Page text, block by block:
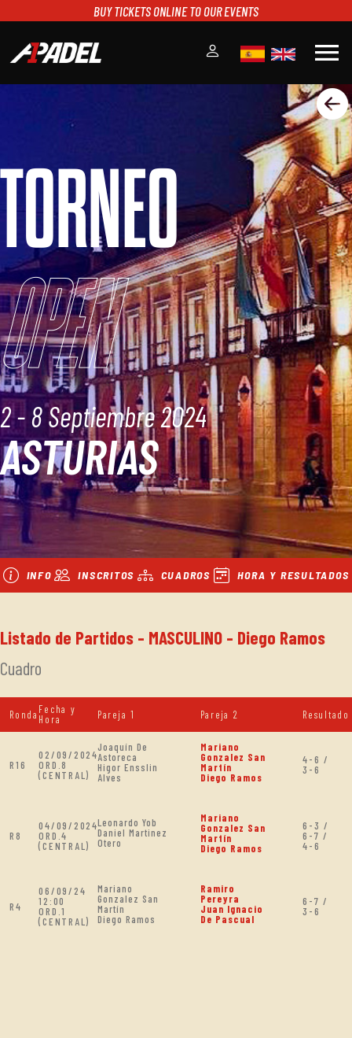
BUY TICKETS ONLINE TO OUR EVENTS
menu
TORNEOS
MULTIMEDIA
SCOREBOARD
STREAMING
TORNEO
Open
2 - 8 Septiembre 2024
ASTURIAS
INFO INSCRITOS CUADROS HORA Y RESULTADOS
Listado de Partidos - MASCULINO - Diego Ramos
Cuadro
Ronda Fecha y
Hora
Pareja 1 Pareja 2 Resultado
R16
02/09/2024
ORD.8
(CENTRAL)
Joaquín De
Astoreca
Higor Ensslin
Alves
Mariano
Gonzalez San
Martín
Diego Ramos
4-6 /
3-6
R8
04/09/2024
ORD.4
(CENTRAL)
Leonardo Yob
Daniel Martinez
Otero
Mariano
Gonzalez San
Martín
Diego Ramos
6-3 /
6-7 /
4-6
R4
06/09/24
12:00
ORD.1
(CENTRAL)
Mariano
Gonzalez San
Martín
Diego Ramos
Ramiro
Pereyra
Juan Ignacio
De Pascual
6-7 /
3-6